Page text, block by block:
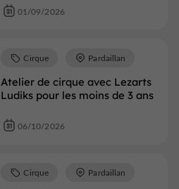
01/09/2026
Atelier de cirque avec Lezarts
Ludiks pour les moins de 3 ans
Cirque Pardaillan
06/10/2026
Cirque Pardaillan